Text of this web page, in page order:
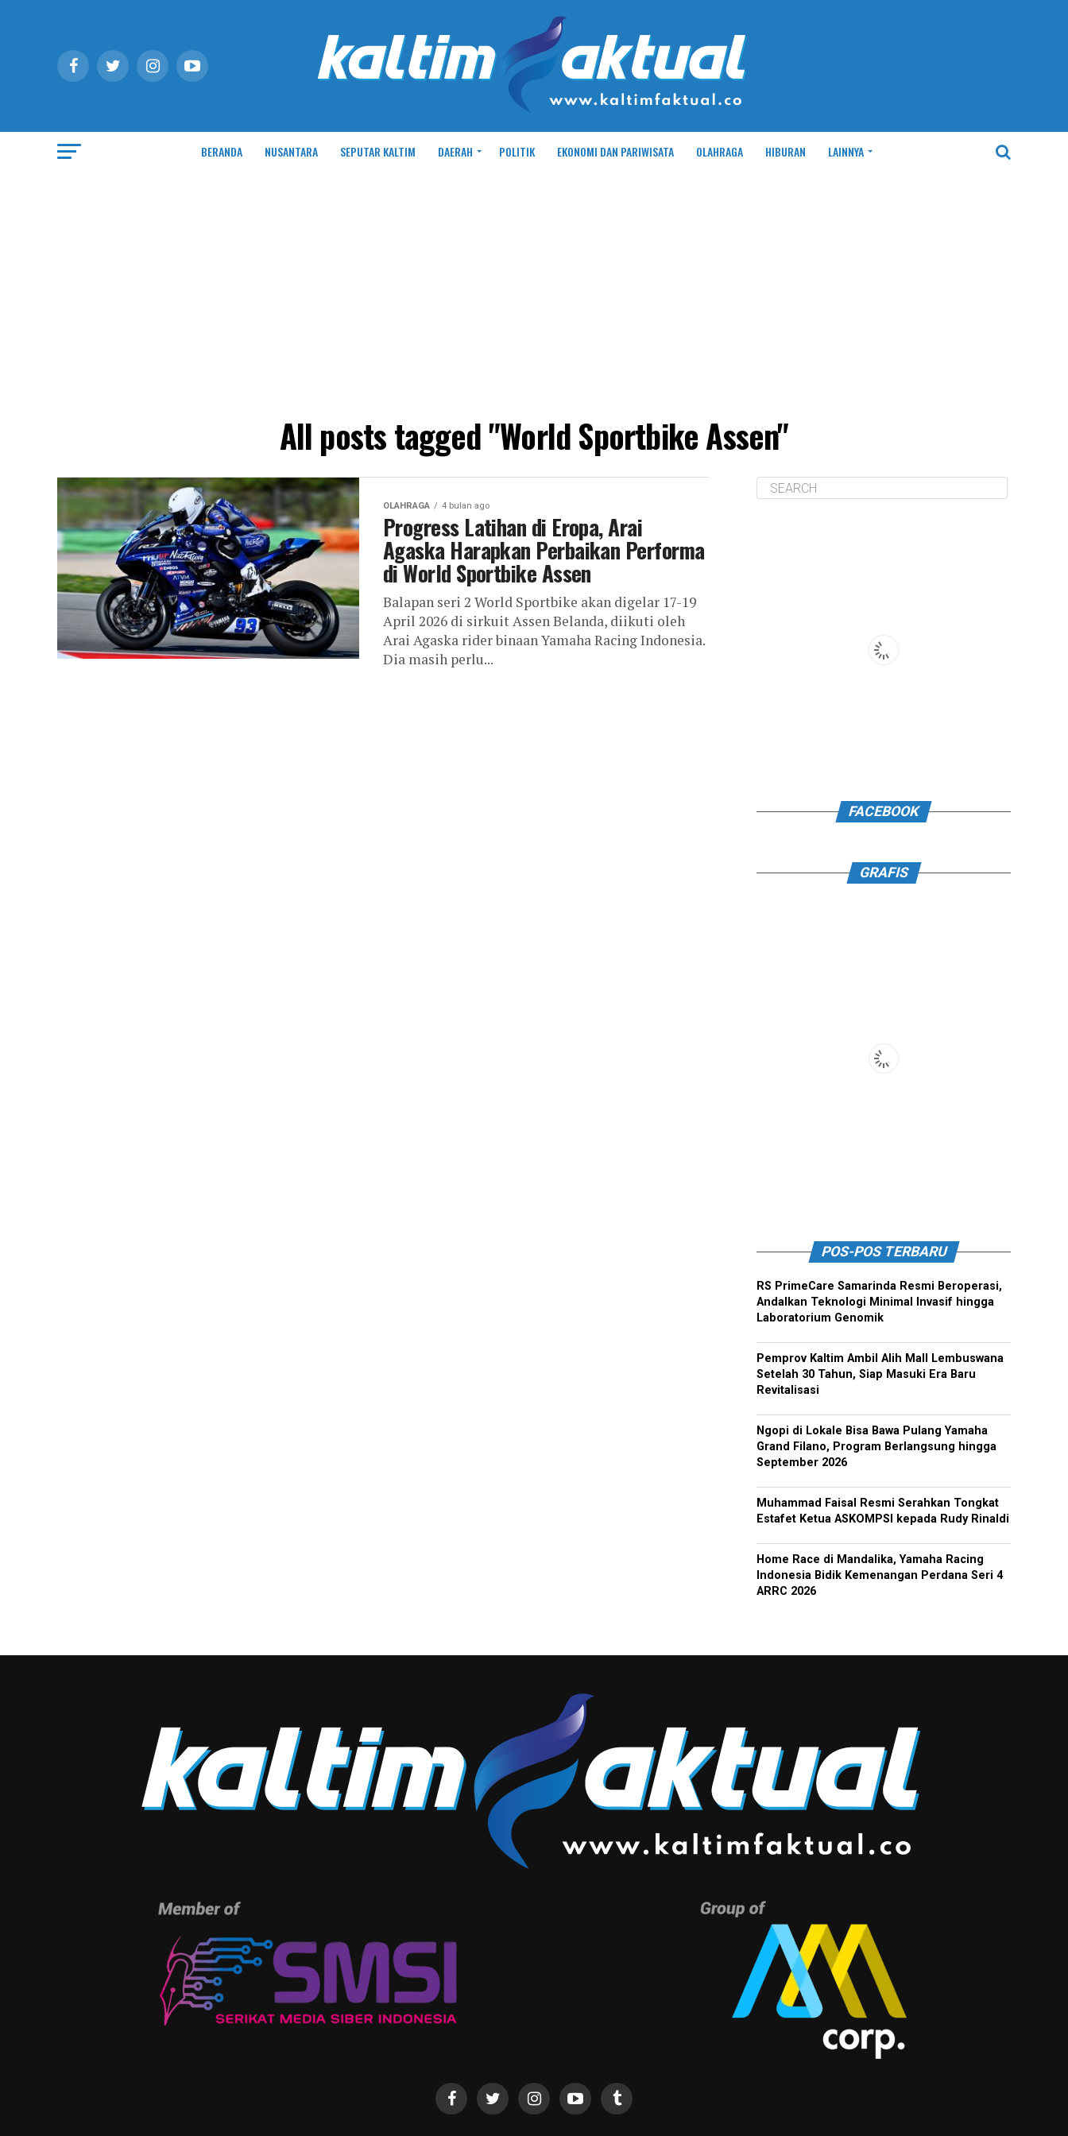
BERANDA NUSANTARA SEPUTAR KALTIM DAERAH POLITIK EKONOMI DAN PARIWISATA OLAHRAGA HIBURAN LAINNYA
All posts tagged "World Sportbike Assen"
OLAHRAGA 4 bulan ago
Progress Latihan di Eropa, Arai
Agaska Harapkan Perbaikan Performa
di World Sportbike Assen
Balapan seri 2 World Sportbike akan digelar 17-19
April 2026 di sirkuit Assen Belanda, diikuti oleh
Arai Agaska rider binaan Yamaha Racing Indonesia.
Dia masih perlu...
FACEBOOK
GRAFIS
POS-POS TERBARU
RS PrimeCare Samarinda Resmi Beroperasi,
Andalkan Teknologi Minimal Invasif hingga
Laboratorium Genomik
Pemprov Kaltim Ambil Alih Mall Lembuswana
Setelah 30 Tahun, Siap Masuki Era Baru
Revitalisasi
Ngopi di Lokale Bisa Bawa Pulang Yamaha
Grand Filano, Program Berlangsung hingga
September 2026
Muhammad Faisal Resmi Serahkan Tongkat
Estafet Ketua ASKOMPSI kepada Rudy Rinaldi
Home Race di Mandalika, Yamaha Racing
Indonesia Bidik Kemenangan Perdana Seri 4
ARRC 2026